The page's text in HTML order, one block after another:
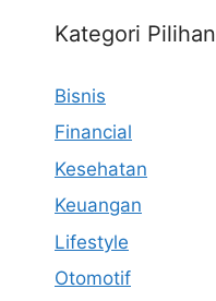
Kategori Pilihan
Bisnis
Financial
Kesehatan
Keuangan
Lifestyle
Otomotif